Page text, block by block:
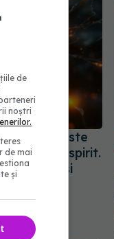
și care este
stării de spirit.
și
de
noștri
de mai
și